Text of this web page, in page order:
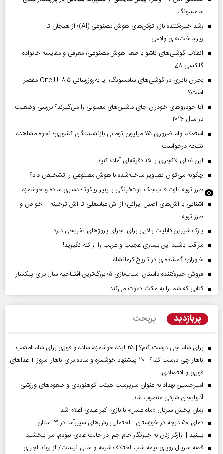
سامسونگ
رشد خیره‌کننده بازار توکن‌های هوش مصنوعی (AI)؛ از هیجان تا
زیرساخت‌های واقعی
انقلاب گوشی‌های تاشو‌ با طعم هوش مصنوعی؛ معرفی و مقایسه خانواده
گلکسی Z۸
بحران باتری در گوشی‌های سامسونگ؛ آیا به‌روزرسانی One UI ۸.۵ مقصر
است؟
آیا خودروهای خودران جای ماشین‌های معمولی را می‌گیرند؟ بررسی وضعیت
در سال ۲۰۲۶
استعلام وام ضروری ۷۵ میلیون تومانی بازنشستگان کشوری؛ نحوه مشاهده
نتیجه درخواست
این غذای لاکچری را ۱۵ دقیقه‌ای آماده کنید
چگونه می‌توان تصاویر ساخته‌شده با هوش مصنوعی را تشخیص داد؟
طرز تهیه تارت فلپ‌جک توت‌فرنگی با پنیر ریکوتا؛ دسری ساده و خوشمزه
آشنایی با آش‌های اصیل ایرانی؛ از آش عباسعلی تا آش ترخینه + خواص و
طرز تهیه
پارک شیرین قابلیت‌ بالایی برای اجرای پروژهای تفریحی دارد
مراقب باشید این بیماری عجیب و غریب را از کنه نگیرید!
خاوران؛ گمشده‌ای در تاریخ کرمانشاه
فروش خیره‌کننده داستان اسباب‌بازی ۵؛ بزرگ‌ترین افتتاحیه سال برای پیکسار
کتابی که شما را به مکث دعوت می‌کند
پربازدید پربحث
برای شام چی درست کنم؟ | ۲۵ ایده خوشمزه، ساده و فوری برای شام امشب
ناهار چی درست کنم؟ | ۲۰ پیشنهاد خوشمزه و ساده برای ناهار امروز + غذاهای
فوری و اقتصادی
امیرحسین بهداد به عنوان سرپرست هیئت کوهنوردی و صعودهای ورزشی
آذربایجان شرقی منصوب شد
زمان پخش سریال «ماه عسل» با بازی اکبر عبدی اعلام شد
دمای ۵۰ درجه در خوزستان | احتمال بارش‌های سیل‌آسا در ۳ استان
ببینید | آزارگر زنان به خبرنگار جام جم: در حالت عادی نبودم، مرا ببخشید
قصه سریال رویای نیمه شب اختلاف شیعه و سنی نیست/ از روند اجرای